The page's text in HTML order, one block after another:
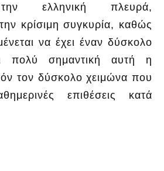
την ελληνική πλευρά,
κρίσιμη συγκυρία, καθώς
να έχει έναν δύσκολο
πολύ σημαντική αυτή η
τον δύσκολο χειμώνα που
επιθέσεις κατά